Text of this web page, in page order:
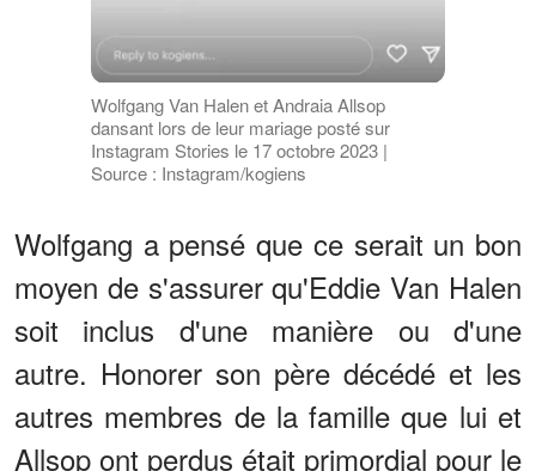
Wolfgang Van Halen et Andraia Allsop
dansant lors de leur mariage posté sur
Instagram Stories le 17 octobre 2023 |
Source : Instagram/kogiens
Wolfgang a pensé que ce serait un bon
moyen de s'assurer qu'Eddie Van Halen
soit inclus d'une manière ou d'une
autre. Honorer son père décédé et les
autres membres de la famille que lui et
Allsop ont perdus était primordial pour le